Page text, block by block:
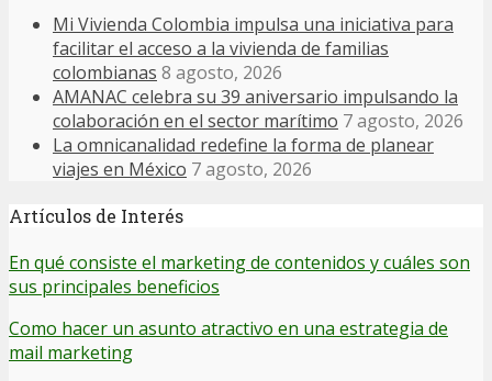
Mi Vivienda Colombia impulsa una iniciativa para
facilitar el acceso a la vivienda de familias
colombianas 8 agosto, 2026
AMANAC celebra su 39 aniversario impulsando la
colaboración en el sector marítimo 7 agosto, 2026
La omnicanalidad redefine la forma de planear
viajes en México 7 agosto, 2026
Artículos de Interés
En qué consiste el marketing de contenidos y cuáles son
sus principales beneficios
Como hacer un asunto atractivo en una estrategia de
mail marketing